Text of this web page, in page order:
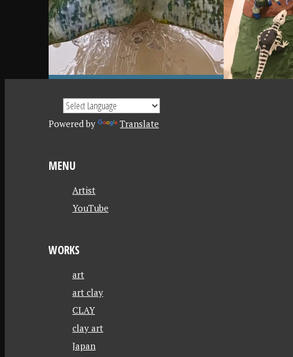
月
2
日
月
2
日
Powered by Translate
MENU
Artist
YouTube
WORKS
art
art clay
CLAY
clay art
Japan